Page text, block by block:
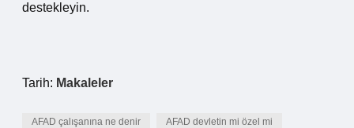
destekleyin.
Tarih: Makaleler
AFAD çalışanına ne denir AFAD devletin mi özel mi